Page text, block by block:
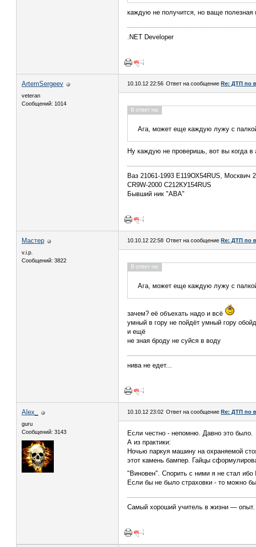
каждую не получится, но ваще полезная
.NET Developer
ArtemSergeev
veteran
Сообщений: 1014
10.10.12 22:56 Ответ на сообщение Re: ДТП по
В ответ на:
Ага, может еще каждую лужу с
Ну каждую не проверишь, вот вы когда
Ваз 21061-1993 Е119ОХ54RUS, Москвич
CR9W-2000 С212КУ154RUS
Бывший ник "АВА"
Мастер
v.i.p.
Сообщений: 3822
10.10.12 22:58 Ответ на сообщение Re: ДТП по
В ответ на:
Ага, может еще каждую лужу с
зачем? её объехать надо и всё
умный в гору не пойдёт умный гору
и ещё
не зная броду не суйся в воду
нива не едет...
Alex_
guru
Сообщений: 3143
10.10.12 23:02 Ответ на сообщение Re: ДТП по
Если честно - непомню. Давно это было.
А из практики:
Ночью паркуя машину на охраняемой
этот камень бампер. Гайцы
"Виновен". Спорить с ними я не стал
Если бы не было страховки - то можно
Самый хороший учитель в жизни — опыт.